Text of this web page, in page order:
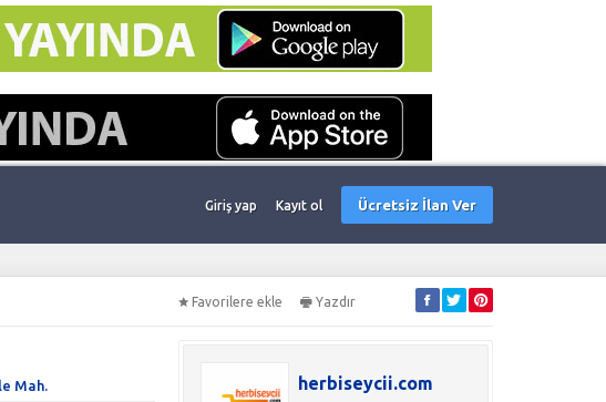
Giriş yap Kayıt ol Ücretsiz İlan Ver
Favorilere ekle Yazdır
Mah. herbiseycii.com